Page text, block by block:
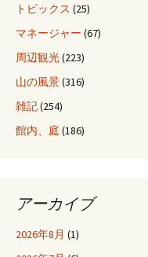
トピックス (25)
マネージャー (67)
周辺観光(223)
山の風景(316)
雑記(254)
館内、庭 (186)
アーカイブ
2026年8月 (1)